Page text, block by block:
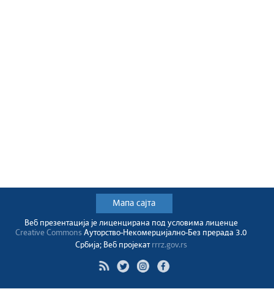
Мапа сајта
Веб презентација jе лиценциранa под условима лиценце
Creative CommonsАуторство-Некомерцијално-Без прерада 3.0
Србија; Веб пројекат rrrz.gov.rs